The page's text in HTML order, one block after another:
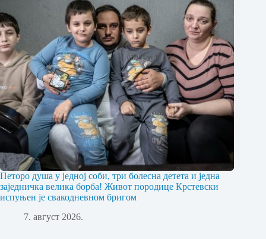
Петоро душа у једној соби, три болесна детета и једна
заједничка велика борба! Живот породице Крстевски
испуњен је свакодневном бригом
7. август 2026.